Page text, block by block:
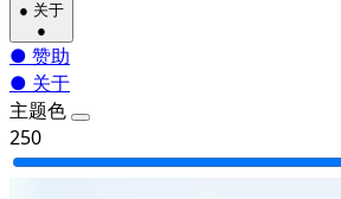
● 关于
●
● 赞助
● 关于
主题色
250